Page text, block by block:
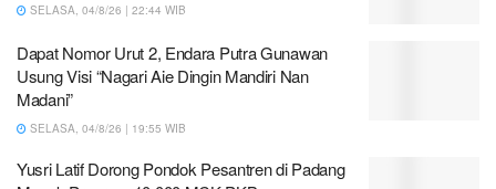
SELASA, 04/8/26 | 22:44 WIB
Dapat Nomor Urut 2, Endara Putra Gunawan
Usung Visi “Nagari Aie Dingin Mandiri Nan
Madani”
SELASA, 04/8/26 | 19:55 WIB
Yusri Latif Dorong Pondok Pesantren di Padang